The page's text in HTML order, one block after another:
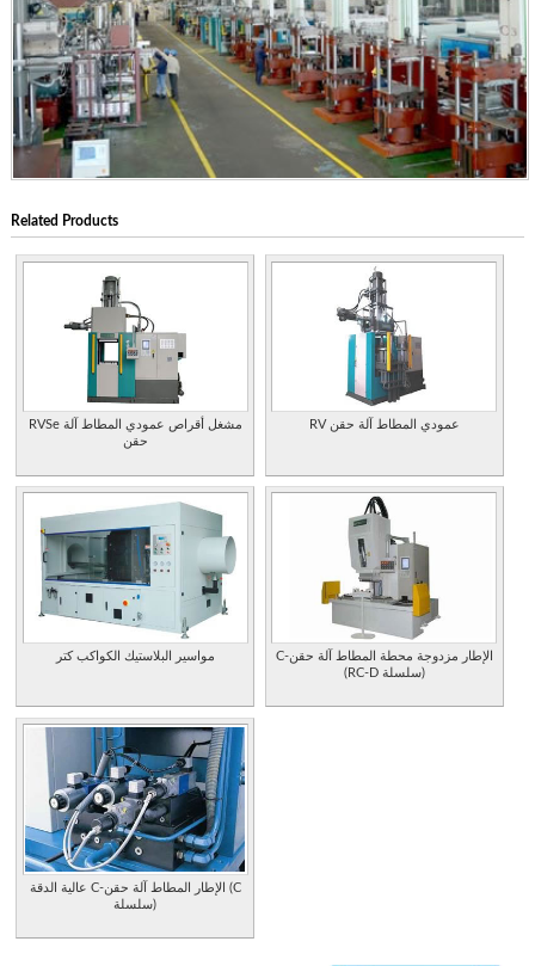
Related Products
RVSe مشغل أقراص عمودي المطاط آلة
حقن
RV عمودي المطاط آلة حقن
مواسير البلاستيك الكواكب كتر
C-الإطار مزدوجة محطة المطاط آلة حقن
(RC-D سلسلة)
عالية الدقة C-الإطار المطاط آلة حقن (C
سلسلة)